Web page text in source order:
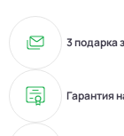
3 подарка
Гарантия